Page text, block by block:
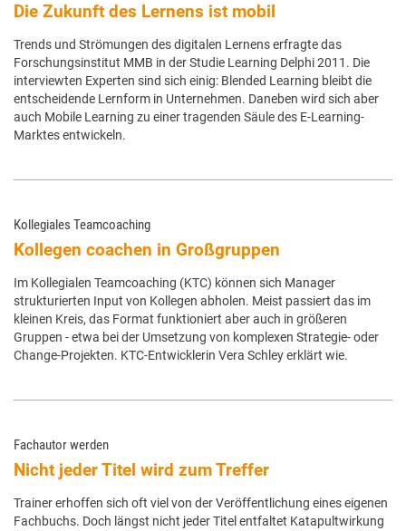
Die Zukunft des Lernens ist mobil
Trends und Strömungen des digitalen Lernens erfragte das
Forschungsinstitut MMB in der Studie Learning Delphi 2011. Die
interviewten Experten sind sich einig: Blended Learning bleibt die
entscheidende Lernform in Unternehmen. Daneben wird sich aber
auch Mobile Learning zu einer tragenden Säule des E-Learning-
Marktes entwickeln.
Kollegiales Teamcoaching
Kollegen coachen in Großgruppen
Im Kollegialen Teamcoaching (KTC) können sich Manager
strukturierten Input von Kollegen abholen. Meist passiert das im
kleinen Kreis, das Format funktioniert aber auch in größeren
Gruppen - etwa bei der Umsetzung von komplexen Strategie- oder
Change-Projekten. KTC-Entwicklerin Vera Schley erklärt wie.
Fachautor werden
Nicht jeder Titel wird zum Treffer
Trainer erhoffen sich oft viel von der Veröffentlichung eines eigenen
Fachbuchs. Doch längst nicht jeder Titel entfaltet Katapultwirkung